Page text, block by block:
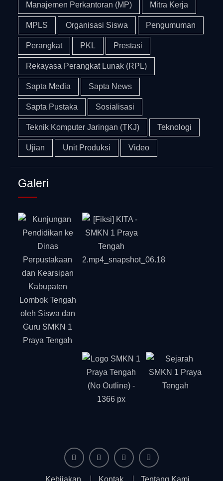
Manajemen Perkantoran (MP) Mitra Kerja
MPLS Organisasi Siswa Pengumuman
Perangkat PKL Prestasi
Rekayasa Perangkat Lunak (RPL)
Sapta Media Sapta News
Sapta Pustaka Sosialisasi
Teknik Komputer Jaringan (TKJ) Teknologi
Ujian Unit Produksi Video
Galeri
Kebijakan Kontak Tentang Kami